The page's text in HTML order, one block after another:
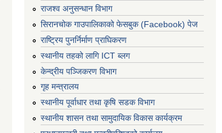
राजश्व अनुसन्धान विभाग
सिरानचोक गाउपालिकाको फेसबुक (Facebook) पेज
राष्ट्रिय पुनर्निर्माण प्राघिकरण
स्थानीय तहको लागि ICT ब्लग
केन्द्रीय पञ्जिकरण विभाग
गृह मन्त्रालय
स्थानीय पूर्वाधार तथा कृषि सडक विभाग
स्थानीय शासन तथा सामुदायिक विकास कार्यक्रम